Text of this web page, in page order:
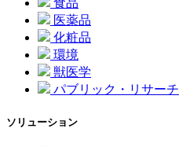
医薬品
化粧品
環境
獣医学
パブリック・リサーチ
ソリューション